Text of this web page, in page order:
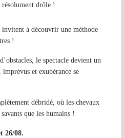
drôle !
à découvrir une méthode
!
le spectacle devient un
et exubérance se
débridé, où les chevaux
que les humains !
26/08.